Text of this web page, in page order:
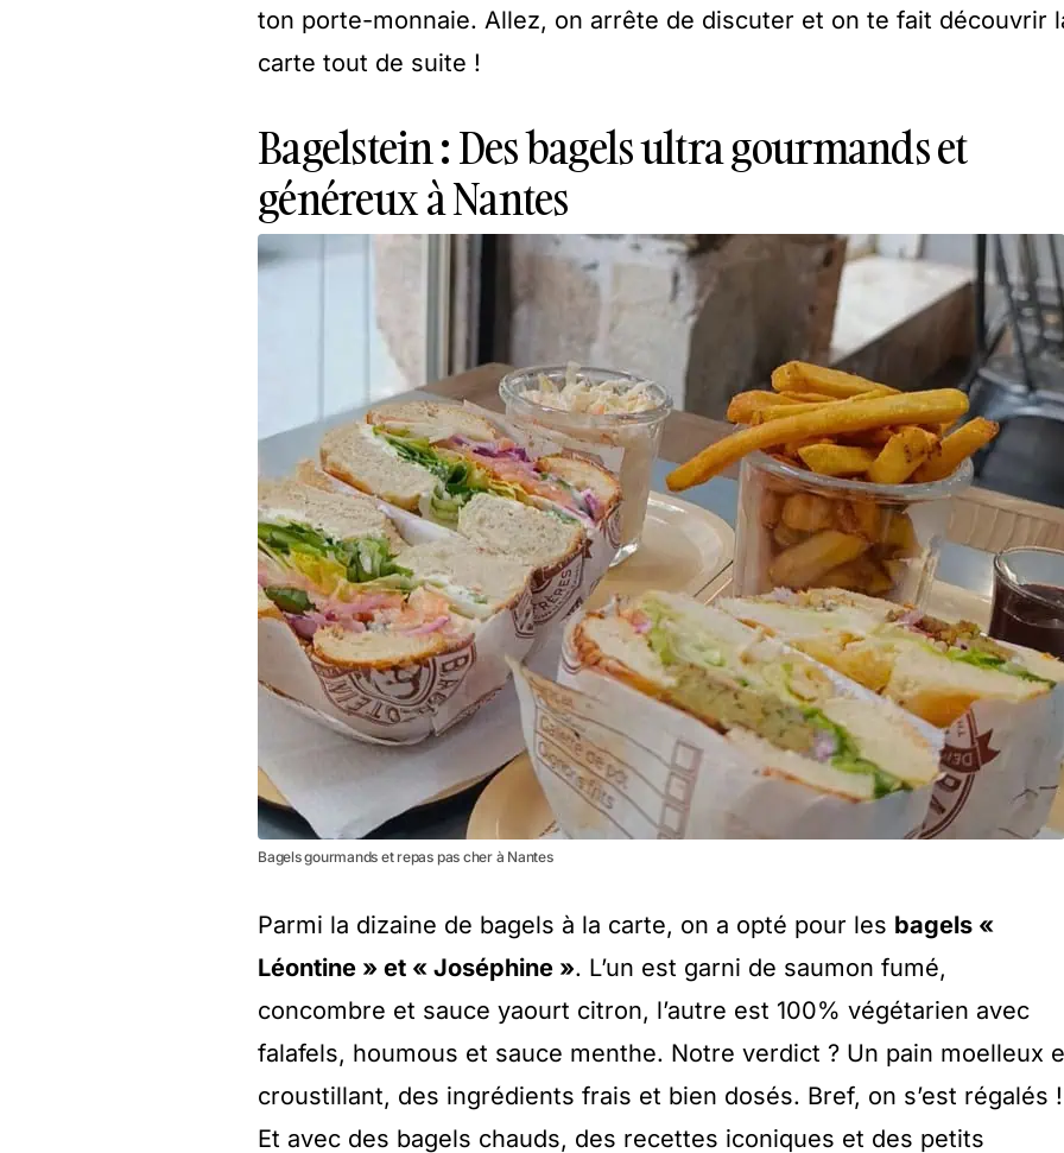
ton porte-monnaie. Allez, on arrête de discuter et on te fait découvrir
carte tout de suite !
Bagelstein : Des bagels ultra gourmands et
généreux à Nantes
Bagels gourmands et repas pas cher à Nantes
Parmi la dizaine de bagels à la carte, on a opté pour les bagels «
Léontine » et « Joséphine ». L’un est garni de saumon fumé,
concombre et sauce yaourt citron, l’autre est 100% végétarien avec
falafels, houmous et sauce menthe. Notre verdict ? Un pain moelleux
croustillant, des ingrédients frais et bien dosés. Bref, on s’est régalés !
Et avec des bagels chauds, des recettes iconiques et des petits